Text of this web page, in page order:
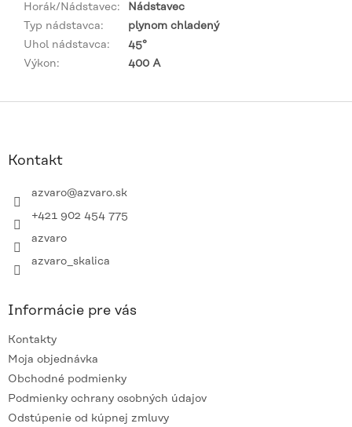
Horák/Nádstavec:
Nádstavec
Typ nádstavca:
plynom chladený
Uhol nádstavca:
45°
Výkon: 400 A
Kontakt
azvaro@azvaro.sk
+421 902 454 775
azvaro
azvaro_skalica
Informácie pre vás
Kontakty
Moja objednávka
Obchodné podmienky
Podmienky ochrany osobných údajov
Odstúpenie od kúpnej zmluvy